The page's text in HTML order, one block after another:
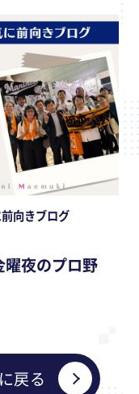
向きブログ
夜のプロ野
戻る